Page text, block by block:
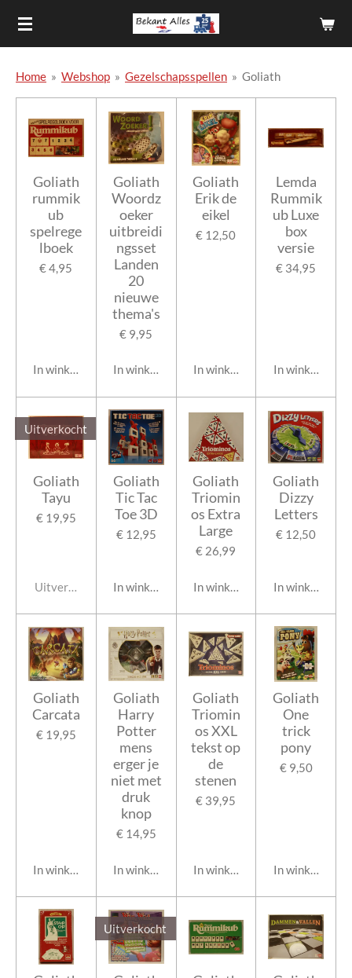
Ga
direct
deHome » Webshop » Gezelschapsspellen » Goliath
Goliath
rummik
ub
spelrege
lboek
€ 4,95
In winkelwagen
Goliath
Woordz
oeker
uitbreidi
ngsset
Landen
20
nieuwe
thema's
€ 9,95
In winkelwagen
Goliath
Erik de
eikel
€ 12,50
In winkelwagen
Lemda
Rummik
ub Luxe
box
versie
€ 34,95
In
Uitverkocht
Goliath
Tayu
€ 19,95
Uitverkocht
Goliath
Tic Tac
Toe 3D
€ 12,95
In winkelwagen
Goliath
Triomin
os Extra
Large
€ 26,99
In winkelwagen
Goliath
Dizzy
Letters
€ 12,50
In
Goliath
Carcata
€ 19,95
In winkelwagen
Goliath
Harry
Potter
mens
erger je
niet met
druk
knop
€ 14,95
In winkelwagen
Goliath
Triomin
os XXL
tekst op
de
stenen
€ 39,95
In winkelwagen
Goliath
One
trick
pony
€ 9,50
In
Uitverkocht